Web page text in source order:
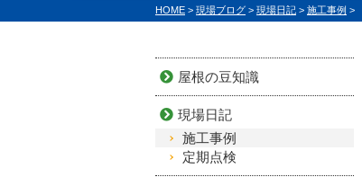
HOME > 現場ブログ > 現場日記 > 施工事例 >
屋根の豆知識
現場日記
施工事例
定期点検